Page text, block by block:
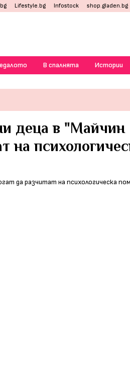
Lifestyle.bg Infostock shop.gladen.bg
В спалнята Истории
деца в "Майчин
на